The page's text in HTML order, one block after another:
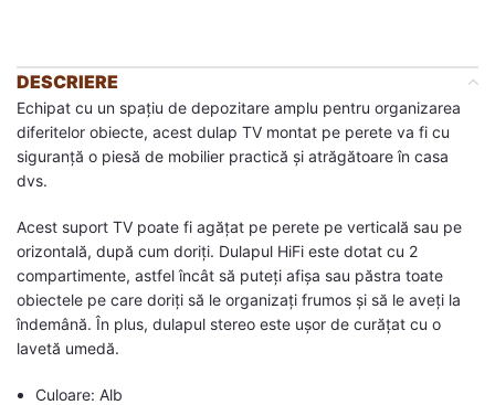
DESCRIERE
Echipat cu un spațiu de depozitare amplu pentru organizarea
diferitelor obiecte, acest dulap TV montat pe perete va fi cu
siguranță o piesă de mobilier practică și atrăgătoare în casa
dvs.
Acest suport TV poate fi agățat pe perete pe verticală sau pe
orizontală, după cum doriți. Dulapul HiFi este dotat cu 2
compartimente, astfel încât să puteți afișa sau păstra toate
obiectele pe care doriți să le organizați frumos și să le aveți la
îndemână. În plus, dulapul stereo este ușor de curățat cu o
lavetă umedă.
Culoare: Alb